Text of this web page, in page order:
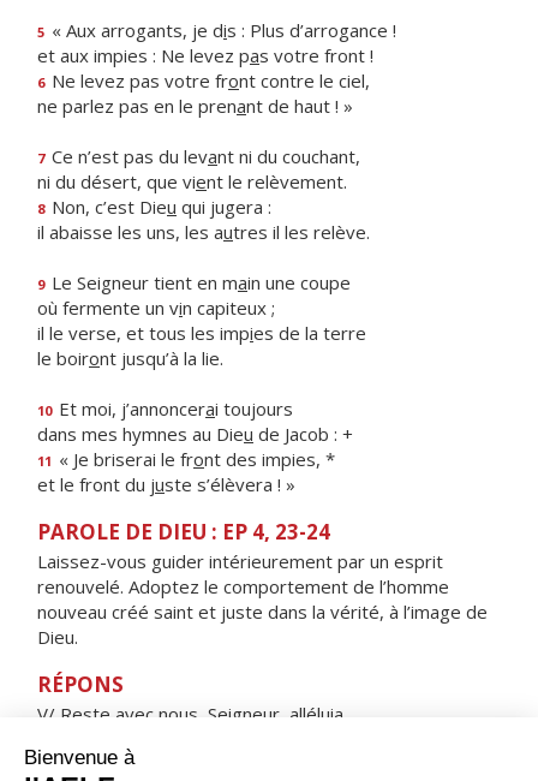
5 « Aux arrogants, je dis : Plus d’arrogance !
et aux impies : Ne levez pas votre front !
6 Ne levez pas votre front contre le ciel,
ne parlez pas en le prenant de haut ! »
7 Ce n’est pas du levant ni du couchant,
ni du désert, que vient le relèvement.
8 Non, c’est Dieu qui jugera :
il abaisse les uns, les autres il les relève.
9 Le Seigneur tient en main une coupe
où fermente un vin capiteux ;
il le verse, et tous les impies de la terre
le boiront jusqu’à la lie.
10 Et moi, j’annoncerai toujours
dans mes hymnes au Dieu de Jacob : +
11 « Je briserai le front des impies, *
et le front du juste s’élèvera ! »
PAROLE DE DIEU : EP 4, 23-24
Laissez-vous guider intérieurement par un esprit
renouvelé. Adoptez le comportement de l’homme
nouveau créé saint et juste dans la vérité, à l’image de
Dieu.
RÉPONS
V/ Reste avec nous, Seigneur, alléluia,